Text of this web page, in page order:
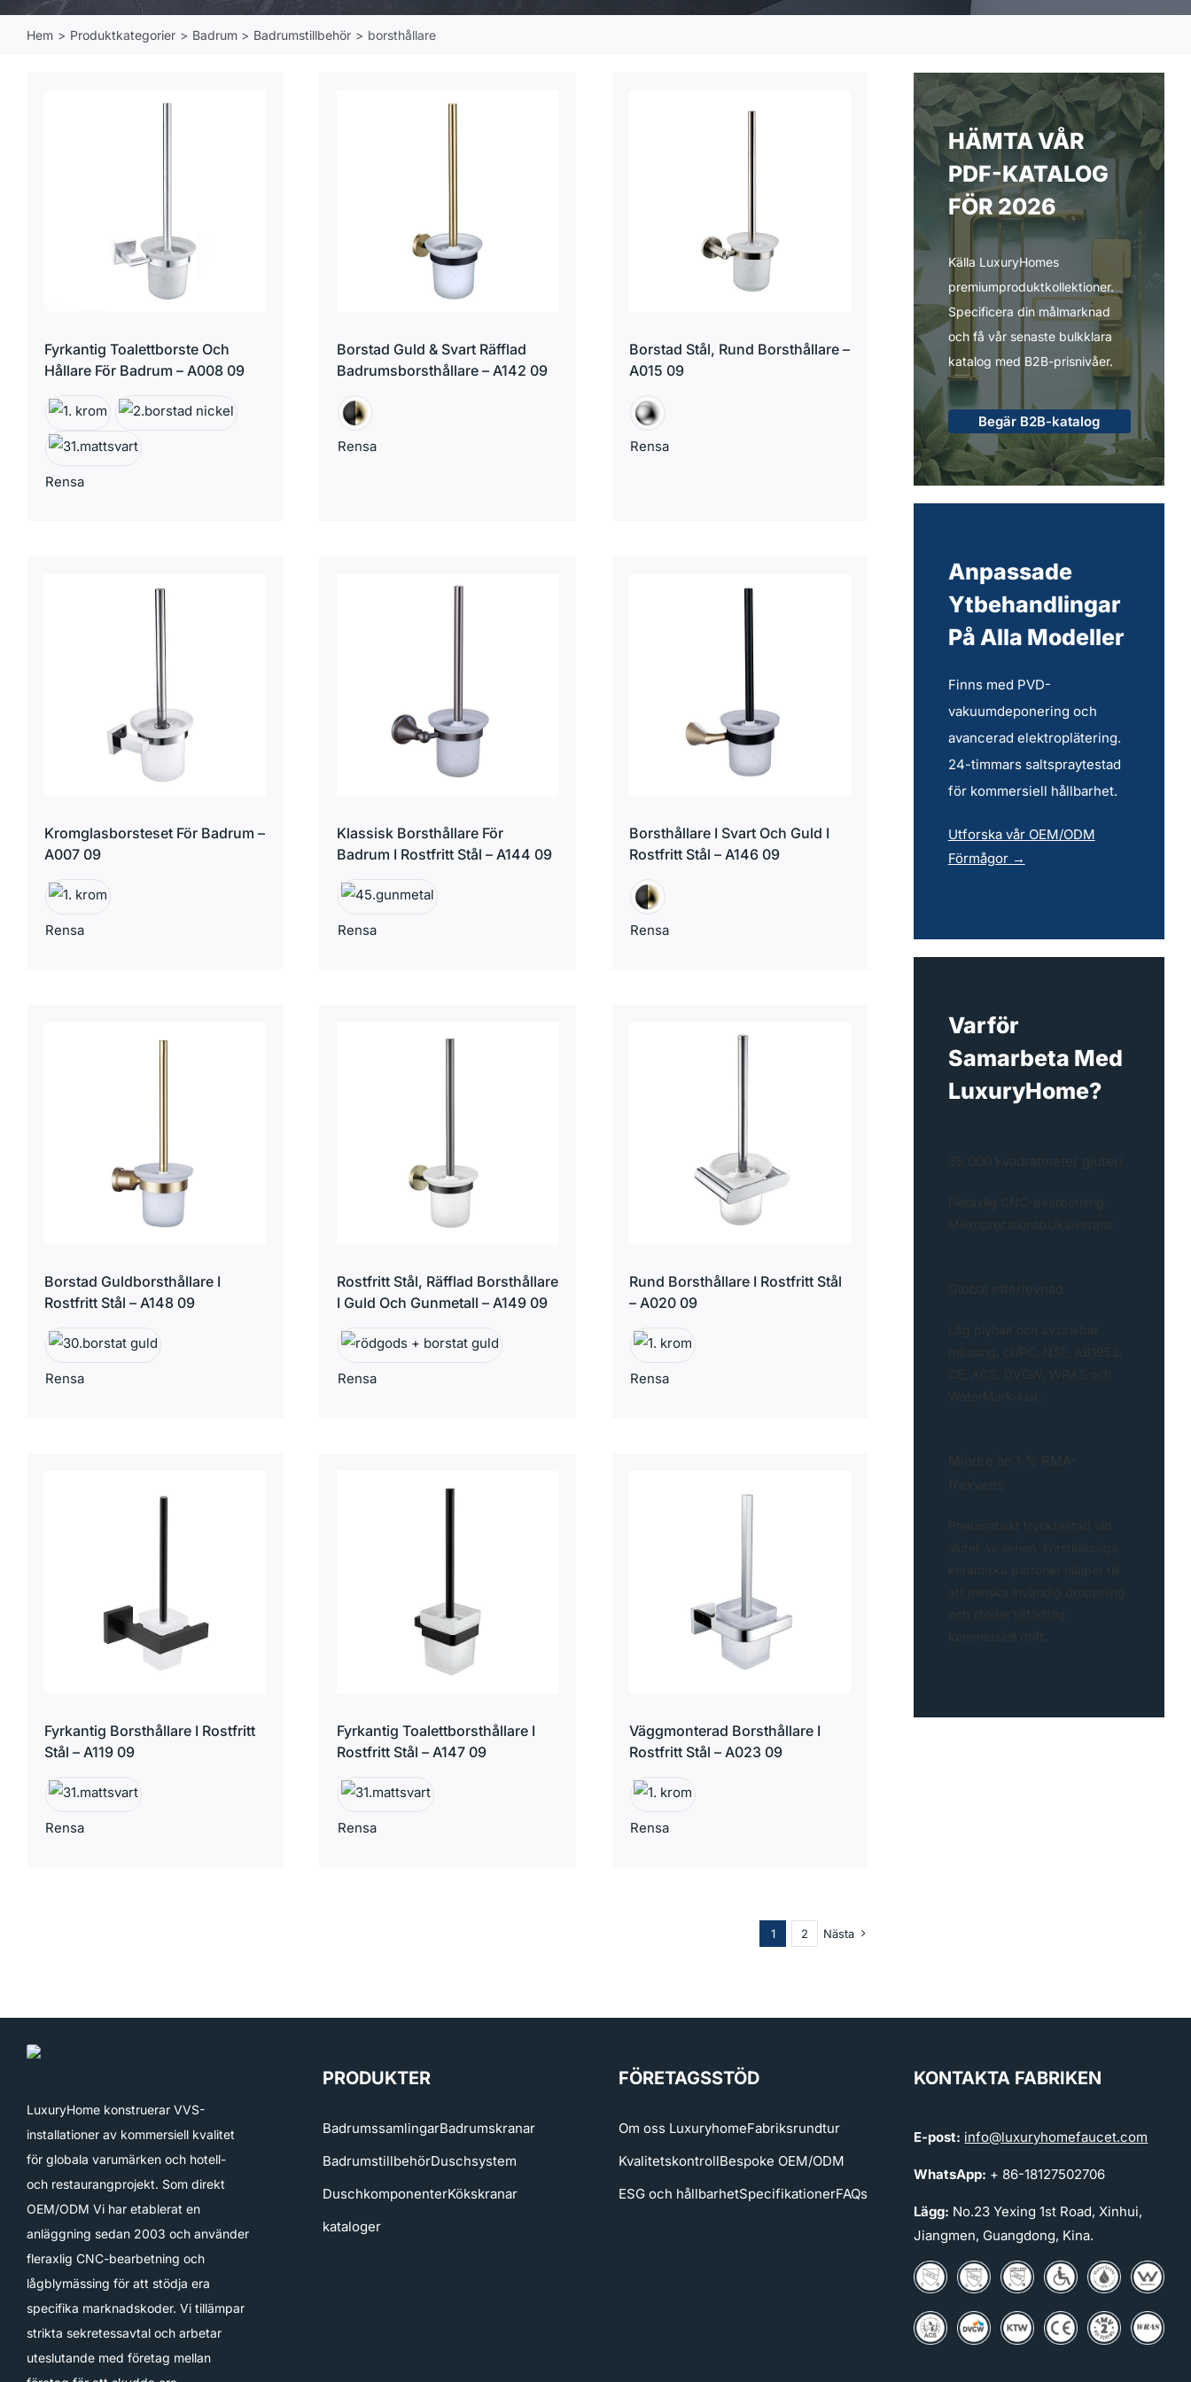
Hem Produktkategorier Badrum Badrumstillbehör borsthållare
Fyrkantig Toalettborste Och
Hållare För Badrum – A008 09
Rensa
Borstad Guld & Svart Räfflad
Badrumsborsthållare – A142 09
Rensa
Borstad Stål, Rund Borsthållare –
A015 09
Rensa
Kromglasborsteset För Badrum –
A007 09
Rensa
Klassisk Borsthållare För
Badrum I Rostfritt Stål – A144 09
Rensa
Borsthållare I Svart Och Guld I
Rostfritt Stål – A146 09
Rensa
Borstad Guldborsthållare I
Rostfritt Stål – A148 09
Rensa
Rostfritt Stål, Räfflad Borsthållare
I Guld Och Gunmetall – A149 09
Rensa
Rund Borsthållare I Rostfritt Stål
– A020 ​​09
Rensa
Fyrkantig Borsthållare I Rostfritt
Stål – A119 09
Rensa
Fyrkantig Toalettborsthållare I
Rostfritt Stål – A147 09
Rensa
Väggmonterad Borsthållare I
Rostfritt Stål – A023 09
Rensa
1 2 Nästa
HÄMTA VÅR
PDF-KATALOG
FÖR 2026
Källa LuxuryHomes
premiumproduktkollektioner.
Specificera din målmarknad
och få vår senaste bulkklara
katalog med B2B-prisnivåer.
Begär B2B-katalog
Anpassade
Ytbehandlingar
På Alla Modeller
Finns med PVD-
vakuumdeponering och
avancerad elektroplätering.
24-timmars saltspraytestad
för kommersiell hållbarhet.
Utforska vår OEM/ODM
Förmågor →
Varför
Samarbeta Med
LuxuryHome?
35 000 kvadratmeter gjuteri
Fleraxlig CNC-bearbetning.
Mikroprecisionsbulkleverans.
Global efterlevnad
Låg blyhalt och avzinkbar
mässing. cUPC, NSF, AB1953,
CE, ACS, DVGW, WRAS och
WaterMark-klar.
Mindre än 1 % RMA-
frekvens
Pneumatiskt trycktestad vid
slutet av serien. Förstklassiga
keramiska patroner hjälper till
att minska invändig droppning
och stöder tillförlitlig
kommersiell drift.
LuxuryHome konstruerar VVS-
installationer av kommersiell kvalitet
för globala varumärken och hotell-
och restaurangprojekt. Som direkt
OEM/ODM Vi har etablerat en
anläggning sedan 2003 och använder
fleraxlig CNC-bearbetning och
lågblymässing för att stödja era
specifika marknadskoder. Vi tillämpar
strikta sekretessavtal och arbetar
uteslutande med företag mellan
PRODUKTER
BadrumssamlingarBadrumskranar
BadrumstillbehörDuschsystem
DuschkomponenterKökskranar
kataloger
FÖRETAGSSTÖD
Om oss LuxuryhomeFabriksrundtur
KvalitetskontrollBespoke OEM/ODM
ESG och hållbarhetSpecifikationerFAQs
KONTAKTA FABRIKEN
E-post: info@luxuryhomefaucet.com
WhatsApp: + 86-18127502706
Lägg: No.23 Yexing 1st Road, Xinhui,
Jiangmen, Guangdong, Kina.